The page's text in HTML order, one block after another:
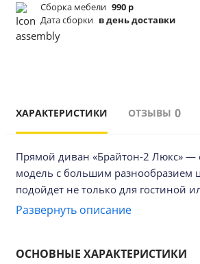
Сборка мебели 990 р
Дата сборки в день доставки
ХАРАКТЕРИСТИКИ ОТЗЫВЫ 0
Прямой диван «Брайтон-2 Люкс» —
модель с большим разнообразием
подойдет не только для гостиной
также станет стильным
подлокотники располагают к
Развернуть описание
ОСНОВНЫЕ ХАРАКТЕРИСТИКИ